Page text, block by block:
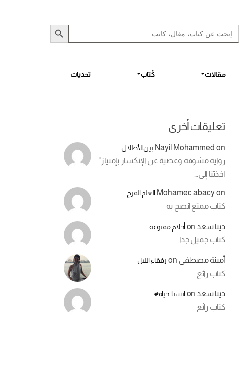
Search
for:
Search Button
مقالات كُتاب تحديات
تعليقات أخرى
Nayil Mohammed on بين الأطلال
رواية مشوقة وعصية عن الإنكسار بإمتياز"
اخذتنا إلى…
Mohamed abacyon العلم المرح
كتاب ممتع انصح به
دينا سعد onأحلام ممنوعة
كتاب جميل جدا
أمينة مصطفى on رفقاء الليل
كتاب رائع
دينا سعد onانستا_حياة#
كتاب رائع